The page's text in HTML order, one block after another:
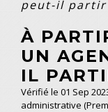
peut-il
À
UN
IL
Vérifié le 01 Sep
administrative